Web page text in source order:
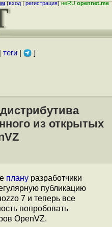
(вход|регистрация)неRUopennet.me
теги| ]
из открытых
плану разработчики
публикацию
7 и теперь все
попробовать
OpenVZ.